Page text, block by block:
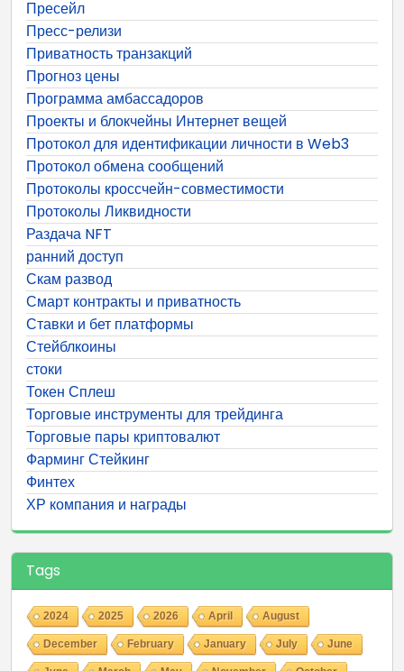
Пресейл
Пресс-релизи
Приватность транзакций
Прогноз цены
Программа амбассадоров
Проекты и блокчейны Интернет вещей
Протокол для идентификации личности в Web3
Протокол обмена сообщений
Протоколы кроссчейн-совместимости
Протоколы Ликвидности
Раздача NFT
ранний доступ
Скам развод
Смарт контракты и приватность
Ставки и бет платформы
Стейблкоины
стоки
Токен Сплеш
Торговые инструменты для трейдинга
Торговые пары криптовалют
Фарминг Стейкинг
Финтех
ХР компания и награды
Tags
2024 2025 2026 April August
December February January July June